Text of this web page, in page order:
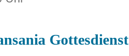
Gottesdienst